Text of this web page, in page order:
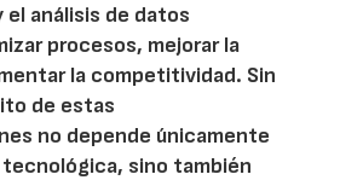
análisis de datos
procesos, mejorar la
la competitividad. Sin
de estas
no depende únicamente
sino también